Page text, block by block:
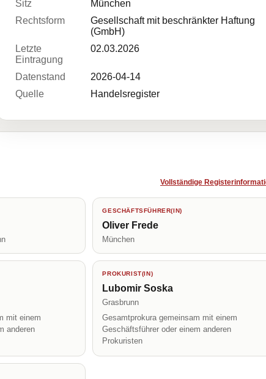
Sitz
München
Rechtsform
Gesellschaft mit beschränkter Haftung
(GmbH)
Letzte
Eintragung
02.03.2026
Datenstand
2026-04-14
Quelle
Handelsregister
Vollständige
GESCHÄFTSFÜHRER(IN)
Oliver Frede
München
mit einem
anderen
PROKURIST(IN)
Lubomir Soska
Grasbrunn
Gesamtprokura gemeinsam mit einem
Geschäftsführer oder einem anderen
Prokuristen